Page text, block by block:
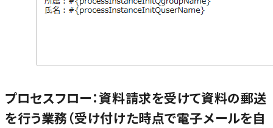
プロセスフロー：資料請求を受けて資料の郵送
を行う業務（受け付けた時点で電子メールを自